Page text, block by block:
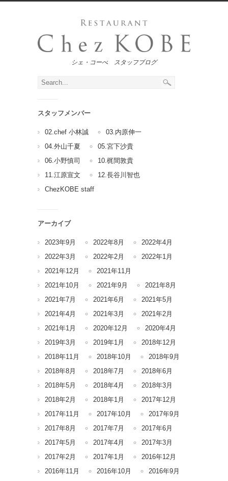
シェ・コーべ スタッフブログ
スタッフメンバー
02.chef 小林誠
03.内原伸一
04.外山千夏
05.宮下沙貴
06.小野慎司
10.梶間敦貴
11.江原宣文
12.長谷川智也
ChezKOBE staff
アーカイブ
2023年9月 2022年8月
2022年4月
2022年3月
2022年2月
2022年1月
2021年12月
2021年11月
2021年10月
2021年9月
2021年8月
2021年7月
2021年6月
2021年5月
2021年4月
2021年3月
2021年2月
2021年1月
2020年12月
2020年4月
2019年3月
2019年1月
2018年12月
2018年11月
2018年10月
2018年9月
2018年8月
2018年7月
2018年6月
2018年5月
2018年4月
2018年3月
2018年2月
2018年1月
2017年12月
2017年11月
2017年10月
2017年9月
2017年8月
2017年7月
2017年6月
2017年5月
2017年4月
2017年3月
2017年2月
2017年1月
2016年12月
2016年11月
2016年10月
2016年9月